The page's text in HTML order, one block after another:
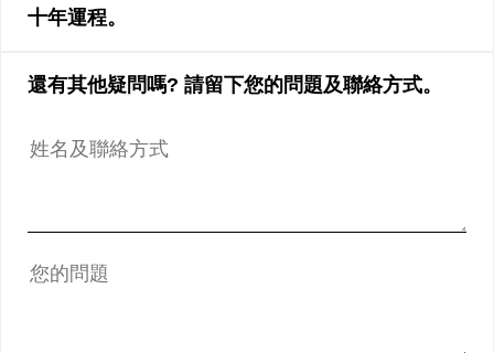
十年運程。
還有其他疑問嗎? 請留下您的問題及聯絡方式。